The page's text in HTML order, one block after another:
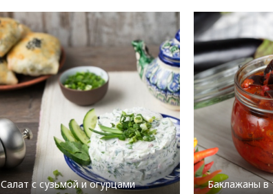
Салат с сузьмой и огурцами Баклажаны в